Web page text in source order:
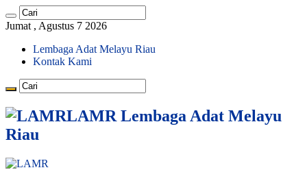
Jumat , Agustus 7 2026
Lembaga Adat Melayu Riau
Kontak Kami
LAMR Lembaga Adat Melayu
Riau